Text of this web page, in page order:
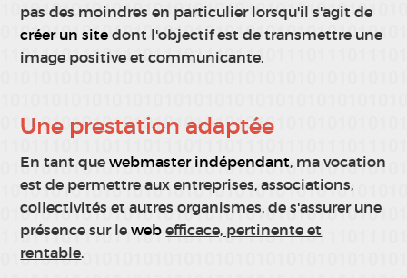
pas des moindres en particulier lorsqu'il s'agit de
créer un site dont l'objectif est de transmettre une
image positive et communicante.
Une prestation adaptée
En tant quewebmaster indépendant, ma vocation
est de permettre aux entreprises, associations,
collectivités et autres organismes, de s'assurer une
présence sur leweb efficace, pertinente et
rentable.